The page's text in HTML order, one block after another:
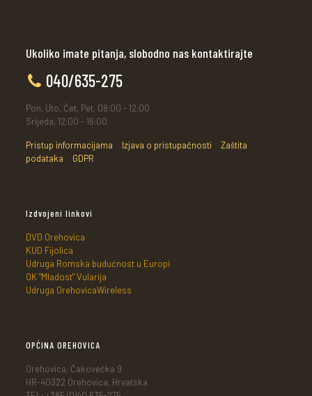
Ukoliko imate pitanja, slobodno nas kontaktirajte
040/635-275
Pon, Uto, Čet, Pet, 08:00 - 12:00
Srijeda, 12:00 - 16:00
Pristup informacijama Izjava o pristupačnosti
Zaštita
podataka
GDPR
Izdvojeni linkovi
DVD Orehovica
KUD Fijolica
Udruga Romska budućnost u Europi
OK "Mladost" Vularija
Udruga OrehovicaWireless
OPĆINA OREHOVICA
Orehovica, Čakovečka 9
HR-40322 Orehovica, Hrvatska